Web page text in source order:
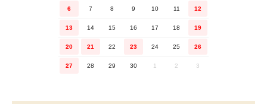
6 7 8 9 10 11 12
13 14 15 16 17 18 19
20 21 22 23 24 25 26
27 28 29 30 1 2 3